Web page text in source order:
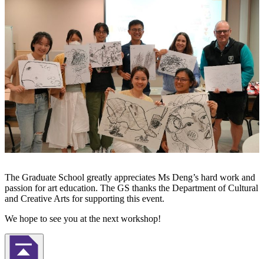
The Graduate School greatly appreciates Ms Deng’s hard work and
passion for art education. The GS thanks the Department of Cultural
and Creative Arts for supporting this event.
We hope to see you at the next workshop!